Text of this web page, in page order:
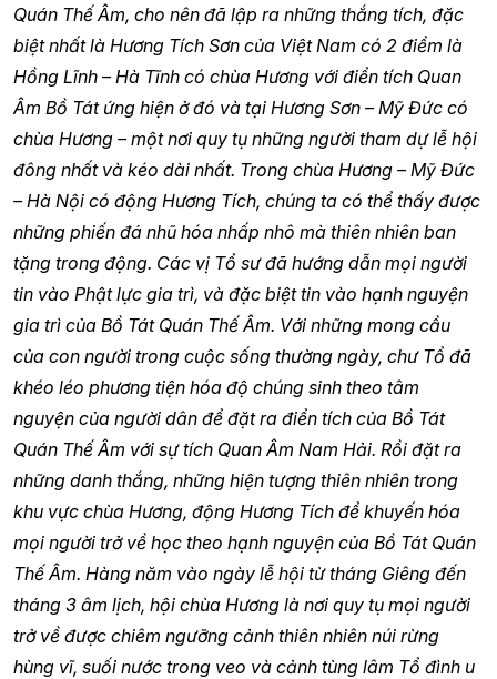
Quán Thế Âm, cho nên đã lập ra những thắng tích, đặc
biệt nhất là Hương Tích Sơn của Việt Nam có 2 điểm là
Hồng Lĩnh – Hà Tĩnh có chùa Hương với điển tích Quan
Âm Bồ Tát ứng hiện ở đó và tại Hương Sơn – Mỹ Đức có
chùa Hương – một nơi quy tụ những người tham dự lễ hội
đông nhất và kéo dài nhất. Trong chùa Hương – Mỹ Đức
– Hà Nội có động Hương Tích, chúng ta có thể thấy được
những phiến đá nhũ hóa nhấp nhô mà thiên nhiên ban
tặng trong động. Các vị Tổ sư đã hướng dẫn mọi người
tin vào Phật lực gia trì, và đặc biệt tin vào hạnh nguyện
gia trì của Bồ Tát Quán Thế Âm. Với những mong cầu
của con người trong cuộc sống thường ngày, chư Tổ đã
khéo léo phương tiện hóa độ chúng sinh theo tâm
nguyện của người dân để đặt ra điển tích của Bồ Tát
Quán Thế Âm với sự tích Quan Âm Nam Hải. Rồi đặt ra
những danh thắng, những hiện tượng thiên nhiên trong
khu vực chùa Hương, động Hương Tích để khuyến hóa
mọi người trở về học theo hạnh nguyện của Bồ Tát Quán
Thế Âm. Hàng năm vào ngày lễ hội từ tháng Giêng đến
tháng 3 âm lịch, hội chùa Hương là nơi quy tụ mọi người
trở về được chiêm ngưỡng cảnh thiên nhiên núi rừng
hùng vĩ, suối nước trong veo và cảnh tùng lâm Tổ đình u